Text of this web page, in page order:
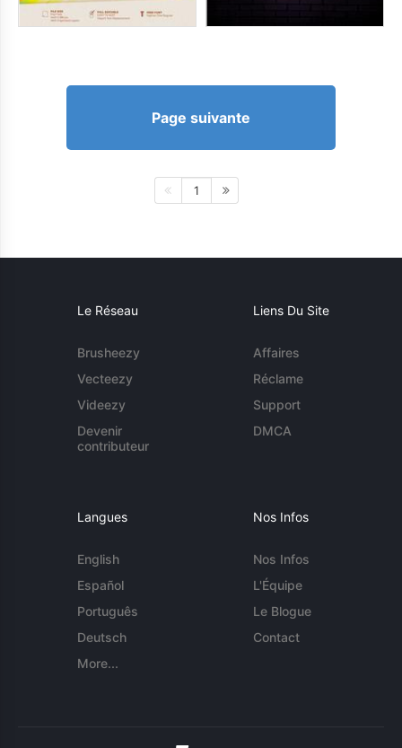
Page suivante
1
Le Réseau
Brusheezy
Vecteezy
Videezy
Devenir
contributeur
Liens Du Site
Affaires
Réclame
Support
DMCA
Langues
English
Español
Português
Deutsch
More...
Nos Infos
Nos Infos
L'Équipe
Le Blogue
Contact